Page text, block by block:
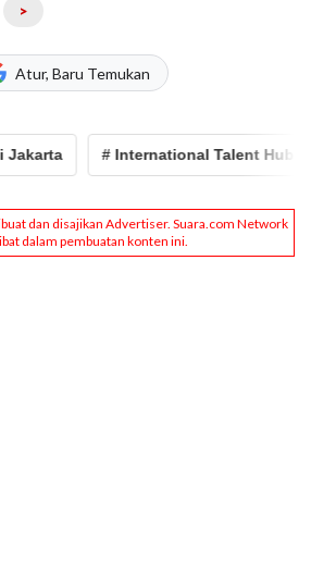
>
Atur, Baru Temukan
# International Talent Hub